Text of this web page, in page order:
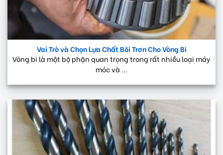
Vai Trò và Chọn Lựa Chất Bôi Trơn Cho Vòng Bi
Vòng bi là một bộ phận quan trọng trong rất nhiều loại máy
móc và ...